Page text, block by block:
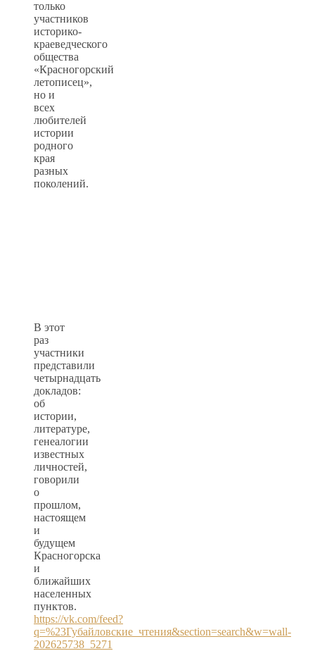
только
участников
историко-
краеведческого
общества
«Красногорский
летописец»,
но и
всех
любителей
истории
родного
края
разных
поколений.
В этот
раз
участники
представили
четырнадцать
докладов:
об
истории,
литературе,
генеалогии
известных
личностей,
говорили
о
прошлом,
настоящем
и
будущем
Красногорска
и
ближайших
населенных
пунктов.
https://vk.com/feed?
q=%23Губайловские_чтения&section=search&w=wall-
202625738_5271